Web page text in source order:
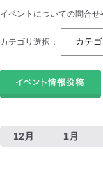
イベントについての問合せ
カテゴリ選択：
12月 1月